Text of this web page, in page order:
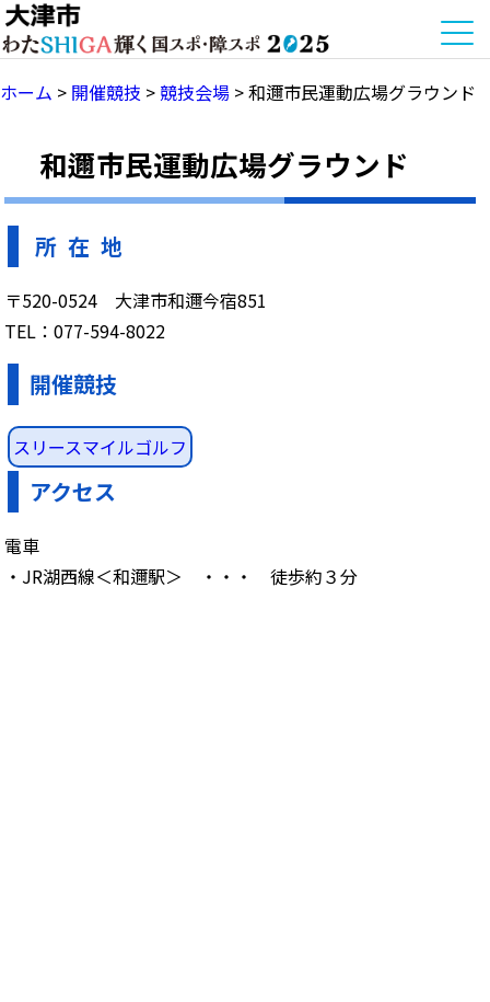
ホーム > 開催競技 > 競技会場 >和邇市民運動広場グラウンド
和邇市民運動広場グラウンド
所 在 地
〒520-0524 大津市和邇今宿851
TEL：077-594-8022
開催競技
スリースマイルゴルフ
アクセス
電車
・JR湖西線＜和邇駅＞ ・・・ 徒歩約３分